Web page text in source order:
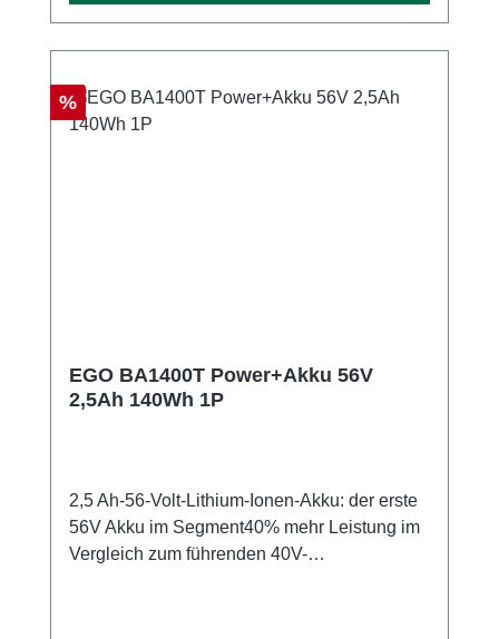
Rabatt
%
EGO BA1400T Power+Akku 56V
2,5Ah 140Wh 1P
2,5 Ah-56-Volt-Lithium-Ionen-Akku: der erste
56V Akku im Segment40% mehr Leistung im
Vergleich zum führenden 40V-